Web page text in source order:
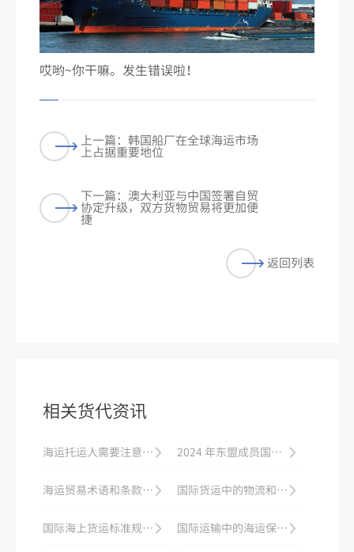
哎哟~你干嘛。发生错误啦！
上一篇：韩国船厂在全球海运市场
上占据重要地位
下一篇：澳大利亚与中国签署自贸
协定升级，双方货物贸易将更加便
捷
返回列表
相关货代资讯
海运托运人需要注意的相关法律条款有哪些？ 2024 年东盟成员国海运关税优惠政策解读
海运贸易术语和条款解析 国际货运中的物流和供应链管理
国际海上货运标准规范解读 国际运输中的海运保险问题